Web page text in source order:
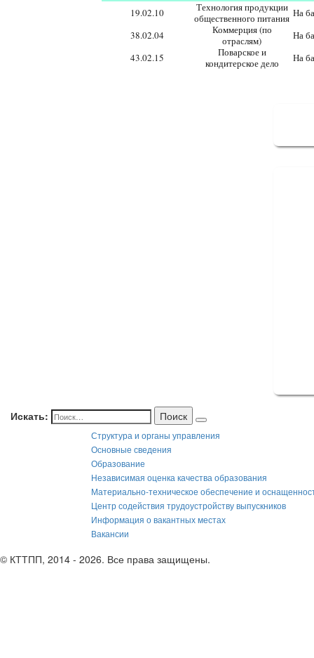
19.02.10
Технология продукции
общественного питания На
38.02.04
Коммерция (по
отраслям)
На
43.02.15
Поварское и
кондитерское дело
На
Искать: Поиск
Структура и органы управления
Основные сведения
Образование
Независимая оценка качества образования
Материально-техническое обеспечение и
Центр содействия трудоустройству выпускников
Информация о вакантных местах
Вакансии
© КТТПП, 2014 - 2026. Все права защищены.